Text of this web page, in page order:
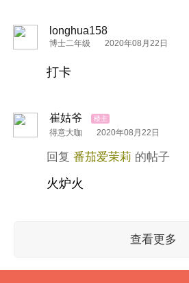
longhua158
博士二年级 2020年08月22日
打卡
崔姑爷
得意大咖 2020年08月22日
番茄爱茉莉
火炉火
查看更多